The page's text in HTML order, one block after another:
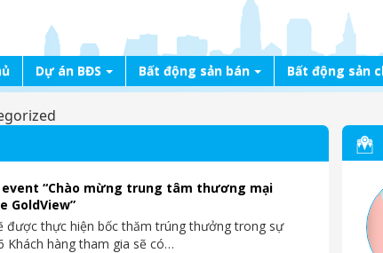
Dự án BĐS Bất động sản bán Bất động sản
“Chào mừng trung tâm thương mại
GoldView”
được thực hiện bốc thăm trúng thưởng trong sự
Khách hàng tham gia sẽ có…